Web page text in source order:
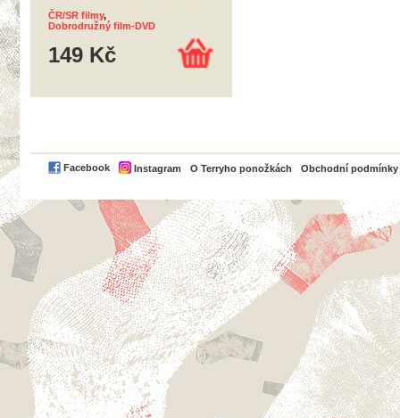
ČR/SR filmy,
Dobrodružný film-DVD
149 Kč
Facebook Instagram O Terryho ponožkách Obchodní podmínky
PayPal